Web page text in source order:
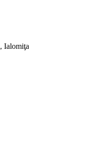
Ialomiţa